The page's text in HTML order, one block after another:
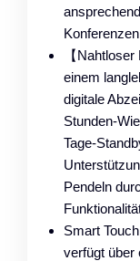
【
einem
digitale
Stunden-
Tage-
Pendeln
Smart
verfügt über